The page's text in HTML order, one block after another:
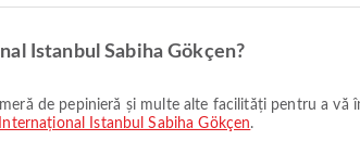
Istanbul Sabiha Gökçen?
Istanbul Sabiha Gökçen.